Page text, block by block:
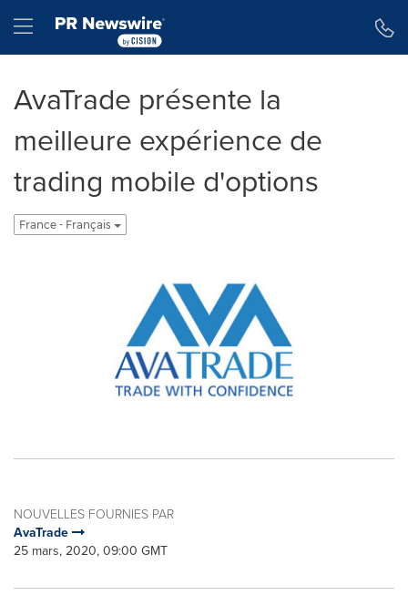
Hamburger menu
AvaTrade présente la
meilleure expérience de
trading mobile d'options
France - Français
NOUVELLES FOURNIES PAR
AvaTrade
25 mars, 2020, 09:00 GMT